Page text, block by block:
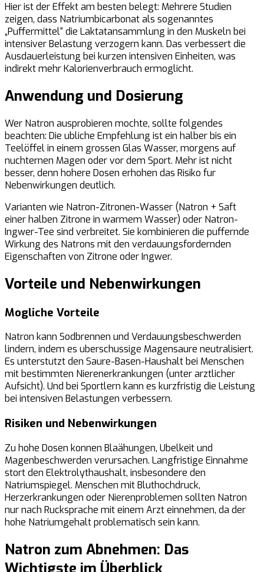
Hier ist der Effekt am besten belegt: Mehrere Studien
zeigen, dass Natriumbicarbonat als sogenanntes
„Puffermittel“ die Laktatansammlung in den Muskeln bei
intensiver Belastung verzogern kann. Das verbessert die
Ausdauerleistung bei kurzen intensiven Einheiten, was
indirekt mehr Kalorienverbrauch ermoglicht.
Anwendung und Dosierung
Wer Natron ausprobieren mochte, sollte folgendes
beachten: Die ubliche Empfehlung ist ein halber bis ein
Teelöffel in einem grossen Glas Wasser, morgens auf
nuchternen Magen oder vor dem Sport. Mehr ist nicht
besser, denn hohere Dosen erhohen das Risiko fur
Nebenwirkungen deutlich.
Varianten wie Natron-Zitronen-Wasser (Natron + Saft
einer halben Zitrone in warmem Wasser) oder Natron-
Ingwer-Tee sind verbreitet. Sie kombinieren die puffernde
Wirkung des Natrons mit den verdauungsfordernden
Eigenschaften von Zitrone oder Ingwer.
Vorteile und Nebenwirkungen
Mogliche Vorteile
Natron kann Sodbrennen und Verdauungsbeschwerden
lindern, indem es uberschussige Magensaure neutralisiert.
Es unterstutzt den Saure-Basen-Haushalt bei Menschen
mit bestimmten Nierenerkrankungen (unter arztlicher
Aufsicht). Und bei Sportlern kann es kurzfristig die Leistung
bei intensiven Belastungen verbessern.
Risiken und Nebenwirkungen
Zu hohe Dosen konnen Blaähungen, Ubelkeit und
Magenbeschwerden verursachen. Langfristige Einnahme
stort den Elektrolythaushalt, insbesondere den
Natriumspiegel. Menschen mit Bluthochdruck,
Herzerkrankungen oder Nierenproblemen sollten Natron
nur nach Rucksprache mit einem Arzt einnehmen, da der
hohe Natriumgehalt problematisch sein kann.
Natron zum Abnehmen: Das